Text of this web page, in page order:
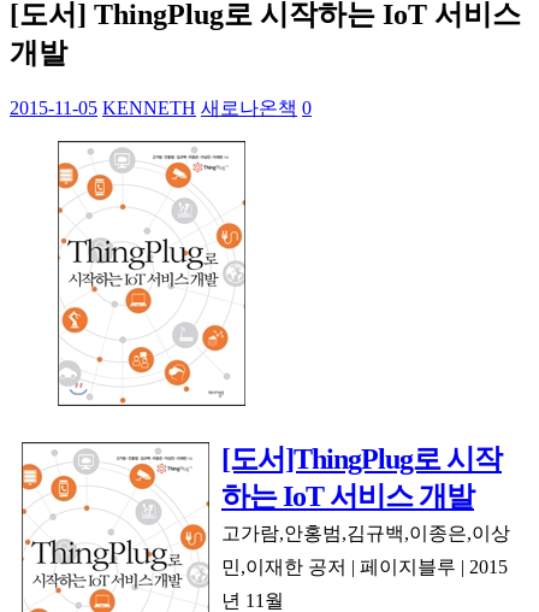
[도서] ThingPlug로 시작하는 IoT 서비스
개발
2015-11-05 KENNETH 새로나온책 0
[도서]ThingPlug로 시작
하는 IoT 서비스 개발
고가람,안홍범,김규백,이종은,이상
민,이재한 공저 | 페이지블루 | 2015
년 11월